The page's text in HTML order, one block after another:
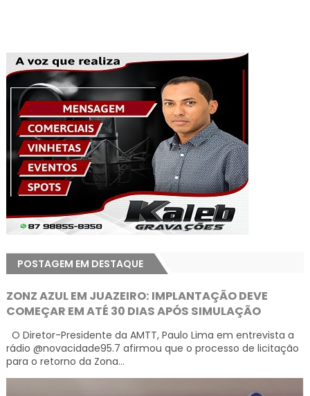
POSTAGEM EM DESTAQUE
ZONZ AZUL EM JUAZEIRO: IMPLANTAÇÃO DEVE
COMEÇAR EM ATÉ 30 DIAS APÓS SIMULAÇÃO
O Diretor-Presidente da AMTT, Paulo Lima em entrevista a
rádio @novacidade95.7 afirmou que o processo de licitação
para o retorno da Zona...